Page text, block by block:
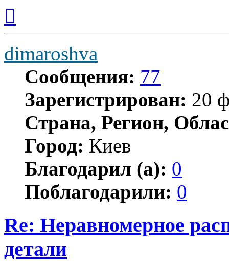
началу
dimaroshva
Сообщения: 77
Зарегистрирован: 20
Страна, Регион,
Город: Киев
Благодарил (а): 0
Поблагодарили: 0
Re: Неравномерное
детали